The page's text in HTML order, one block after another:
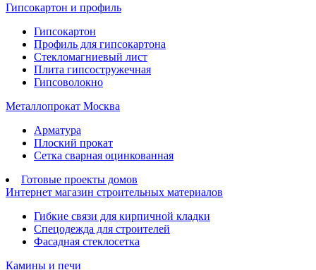
Гипсокартон и профиль
Гипсокартон
Профиль для гипсокартона
Стекломагниевый лист
Плита гипсостружечная
Гипсоволокно
Металлопрокат Москва
Арматура
Плоский прокат
Сетка сварная оцинкованная
Готовые проекты домов
Интернет магазин строительных материалов
Гибкие связи для кирпичной кладки
Спецодежда для строителей
Фасадная стеклосетка
Камины и печи